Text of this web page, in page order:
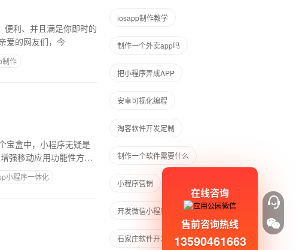
便利、并且满足你即时的
爱的网友们，今
制作
宝盒中，小程序无疑是
强移动应用功能性方面
小程序一体化
iosapp制作教学
制作一个外卖app吗
把小程序弄成APP
安卓可视化编程
淘客软件开发定制
制作一个软件需要什么
小程序营销
开发微信小程序
石家庄软件开发图零
在线咨询
售前咨询热线
13590461663